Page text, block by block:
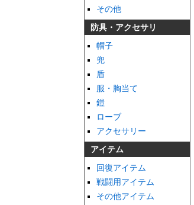
その他
防具・アクセサリ
帽子
兜
盾
服・胸当て
鎧
ローブ
アクセサリー
アイテム
回復アイテム
戦闘用アイテム
その他アイテム